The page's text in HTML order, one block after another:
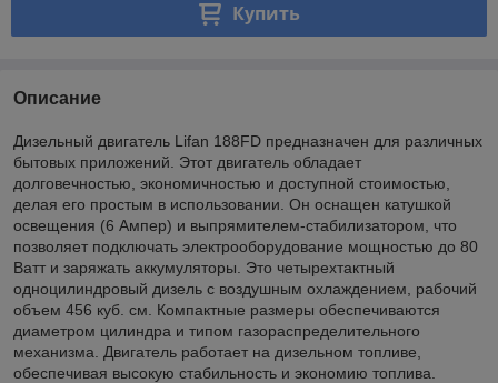
Купить
Описание
Дизельный двигатель Lifan 188FD предназначен для различных
бытовых приложений. Этот двигатель обладает
долговечностью, экономичностью и доступной стоимостью,
делая его простым в использовании. Он оснащен катушкой
освещения (6 Ампер) и выпрямителем-стабилизатором, что
позволяет подключать электрооборудование мощностью до 80
Ватт и заряжать аккумуляторы. Это четырехтактный
одноцилиндровый дизель с воздушным охлаждением, рабочий
объем 456 куб. см. Компактные размеры обеспечиваются
диаметром цилиндра и типом газораспределительного
механизма. Двигатель работает на дизельном топливе,
обеспечивая высокую стабильность и экономию топлива.